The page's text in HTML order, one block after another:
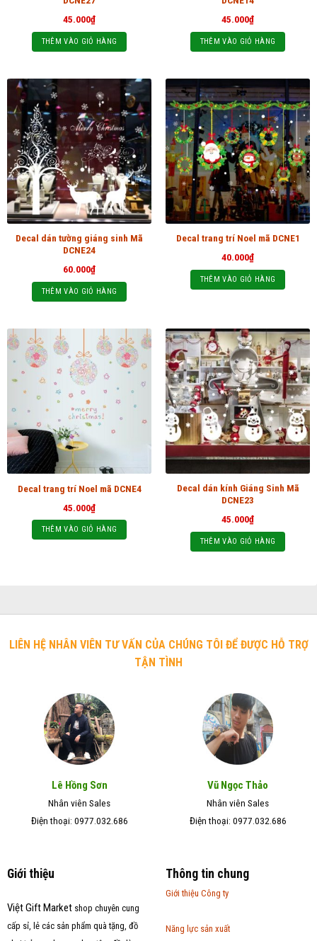
45.000₫
THÊM VÀO GIỎ HÀNG
45.000₫
THÊM VÀO GIỎ HÀNG
Decal dán tường giáng sinh Mã
DCNE24
60.000₫
THÊM VÀO GIỎ HÀNG
Decal trang trí Noel mã DCNE1
40.000₫
THÊM VÀO GIỎ HÀNG
Decal trang trí Noel mã DCNE4
45.000₫
THÊM VÀO GIỎ HÀNG
Decal dán kính Giáng Sinh Mã
DCNE23
45.000₫
THÊM VÀO GIỎ HÀNG
LIÊN HỆ NHÂN VIÊN TƯ VẤN CỦA CHÚNG TÔI ĐỂ ĐƯỢC HỖ TRỢ
TẬN TÌNH
Lê Hồng Sơn
Nhân viên Sales
Điện thoại: 0977.032.686
Vũ Ngọc Thảo
Nhân viên Sales
Điện thoại: 0977.032.686
Giới thiệu
Việt Gift Marketshop chuyên cung
cấp sỉ, lẻ các sản phẩm quà tặng, đồ
Thông tin chung
Giới thiệu Công ty
Năng lực sản xuất